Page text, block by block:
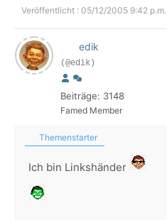
Veröffentlicht : 05/12/2005 9:42 p.m.
edik
(@edik)
Beiträge: 3148
Famed Member
Themenstarter
Ich bin Linkshänder